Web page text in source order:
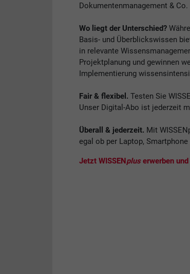
Dokumentenmanagement & Co.
Wo liegt der Unterschied?
Basis- und Überblickswissen
in relevante
Projektplanung und gewinnen
Implementierung
Fair & flexibel. Testen Sie
Unser Digital-Abo ist jederzeit
Überall & jederzeit. Mit
egal ob per Laptop,
Jetzt WISSEN pluserwerben